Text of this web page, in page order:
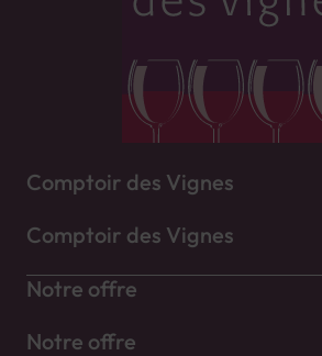
Comptoir des Vignes
Comptoir des Vignes
Notre offre
Notre offre